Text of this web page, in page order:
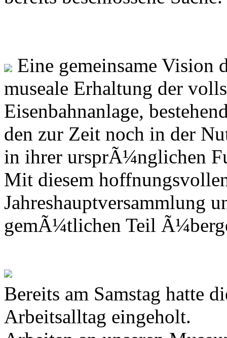
Eine gemeinsame Vision
museale Erhaltung der
Eisenbahnanlage,
den zur Zeit noch in der
in ihrer ursprÃ¼nglichen
Mit diesem
Jahreshauptversammlung
gemÃ¼tlichen Teil
Bereits am Samstag hatte
Arbeitsalltag eingeholt.